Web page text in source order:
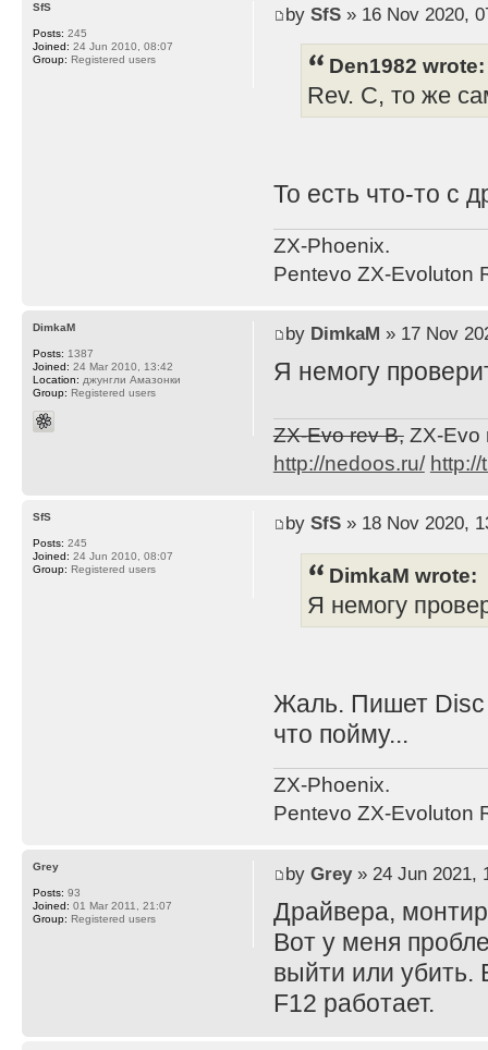
by SfS» 16 Nov 2020,
Den1982 wrote:
Rev. C, то же
То есть что-то с
ZX-Phoenix.
Pentevo ZX-Evoluton
SfS
Posts: 245
Joined: 24 Jun 2010, 08:07
Group: Registered users
by DimkaM » 17 Nov
Я немогу
ZX-Evo rev B,ZX-Evo
http://nedoos.ru/
DimkaM
Posts: 1387
Joined: 24 Mar 2010, 13:42
Location: джунгли Амазонки
Group: Registered users
by SfS» 18 Nov 2020,
DimkaM wrote:
Я немогу
Жаль. Пишет Disc
что пойму...
ZX-Phoenix.
Pentevo ZX-Evoluton
SfS
Posts: 245
Joined: 24 Jun 2010, 08:07
Group: Registered users
by Grey» 24 Jun 2021,
Драйвера,
Вот у меня
выйти или убить.
F12 работает.
Grey
Posts: 93
Joined: 01 Mar 2011, 21:07
Group: Registered users